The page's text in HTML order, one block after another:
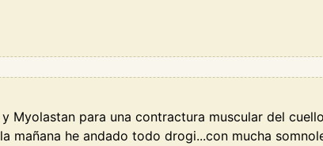
Myolastan para una contractura muscular del
mañana he andado todo drogi...con mucha